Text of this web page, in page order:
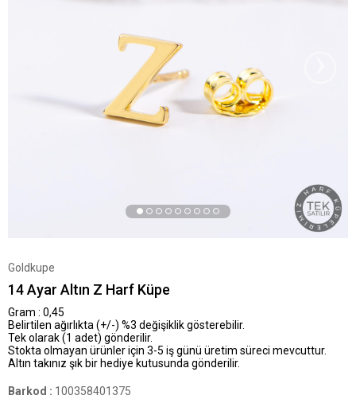
Goldkupe
14 Ayar Altın Z Harf Küpe
Gram : 0,45
Belirtilen ağırlıkta (+/-) %3 değişiklik gösterebilir.
Tek olarak (1 adet) gönderilir.
Stokta olmayan ürünler için 3-5 iş günü üretim süreci mevcuttur.
Altın takınız şık bir hediye kutusunda gönderilir.
Barkod : 100358401375